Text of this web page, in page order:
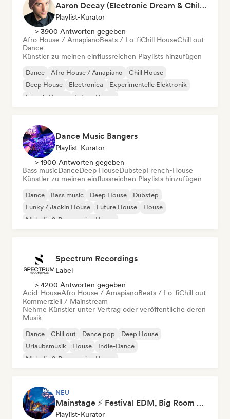
Aaron Decay (Electronic Dream & Chill Electronic Dream playlists)
Playlist-Kurator
> 3900 Antworten gegeben
Afro House / AmapianoBeats / Lo-fiChill HouseChill out
Dance
Künstler zu meinen einflussreichen Playlists hinzufügen
Dance Afro House / Amapiano
Chill House
Deep House
Electronica
Experimentelle Elektronik
French-House
Future House
Dance Music Bangers
Playlist-Kurator
> 1900 Antworten gegeben
Bass musicDanceDeep HouseDubstepFrench-House
Künstler zu meinen einflussreichen Playlists hinzufügen
Dance Bass music Deep House
Dubstep
Funky / Jackin House
Future House
House
Melodic & Progressive House
Spectrum Recordings
Label
> 4200 Antworten gegeben
Acid-HouseAfro House / AmapianoBeats / Lo-fiChill out
Kommerziell / Mainstream
Nehme Künstler unter Vertrag oder veröffentliche deren
Musik
Dance Chill out Dance pop
Deep House
Urlaubsmusik
House
Indie-Dance
Melodic & Progressive House
NEU
Mainstage ⚡ Festival EDM, Big Room & House Anthems
Playlist-Kurator